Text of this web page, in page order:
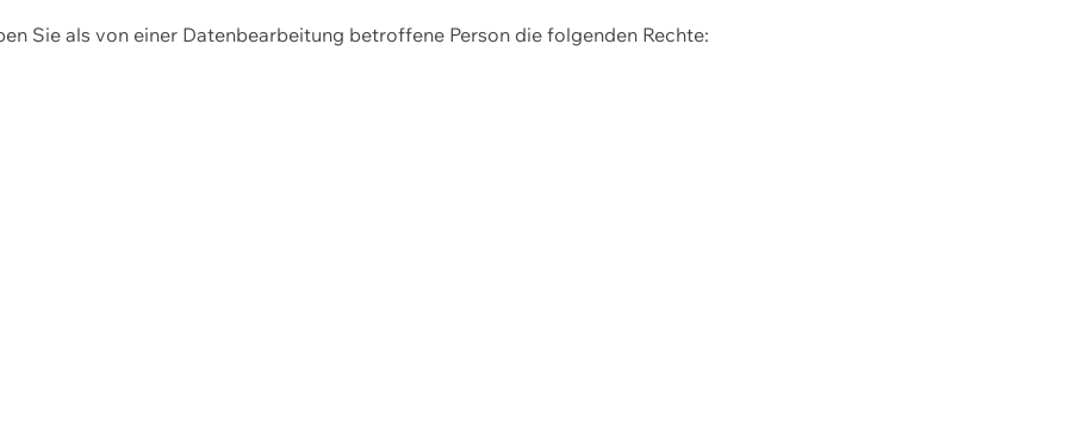
Sie als von einer Datenbearbeitung betroffene Person die folgenden Rechte: